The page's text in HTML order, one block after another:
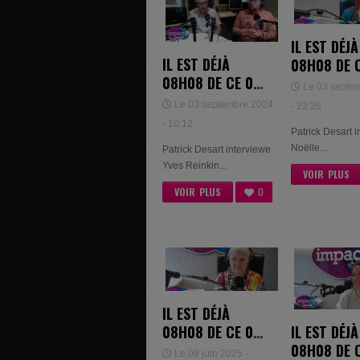
IL EST DÉJÀ
08H08 DE CE 03
SEPTEMBRE
2024 - YVES
ARNAUD BARTH
Le 03 septembre 2024
- 10:12
Patrick Desart interviewe
Yves Reinkin...
VOIR PLUS 0
IL EST DÉJÀ
08H08 DE
2025 -
Le 03
- 23:26
Patrick Desart
Noëlle...
VOIR PLUS
IL EST DÉJÀ
08H08 DE CE 04
JUIN 2025 -
Le 09 juin 2025 -
IL EST DÉJÀ
08H08 DE